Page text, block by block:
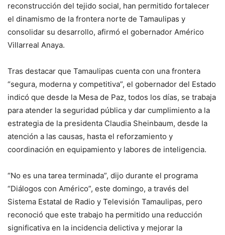
reconstrucción del tejido social, han permitido fortalecer
el dinamismo de la frontera norte de Tamaulipas y
consolidar su desarrollo, afirmó el gobernador Américo
Villarreal Anaya.
Tras destacar que Tamaulipas cuenta con una frontera
“segura, moderna y competitiva”, el gobernador del Estado
indicó que desde la Mesa de Paz, todos los días, se trabaja
para atender la seguridad pública y dar cumplimiento a la
estrategia de la presidenta Claudia Sheinbaum, desde la
atención a las causas, hasta el reforzamiento y
coordinación en equipamiento y labores de inteligencia.
“No es una tarea terminada”, dijo durante el programa
“Diálogos con Américo”, este domingo, a través del
Sistema Estatal de Radio y Televisión Tamaulipas, pero
reconoció que este trabajo ha permitido una reducción
significativa en la incidencia delictiva y mejorar la